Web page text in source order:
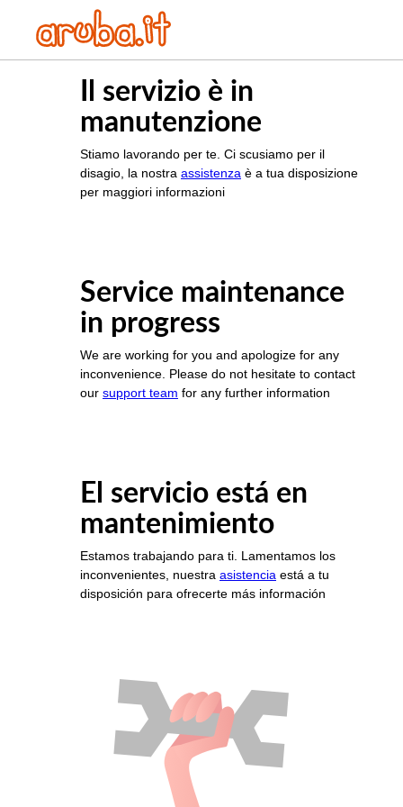
Il servizio è in
manutenzione
Stiamo lavorando per te. Ci scusiamo per il
disagio, la nostra assistenza è a tua disposizione
per maggiori informazioni
Service maintenance
in progress
We are working for you and apologize for any
inconvenience. Please do not hesitate to contact
our support team for any further information
El servicio está en
mantenimiento
Estamos trabajando para ti. Lamentamos los
inconvenientes, nuestra asistencia está a tu
disposición para ofrecerte más información